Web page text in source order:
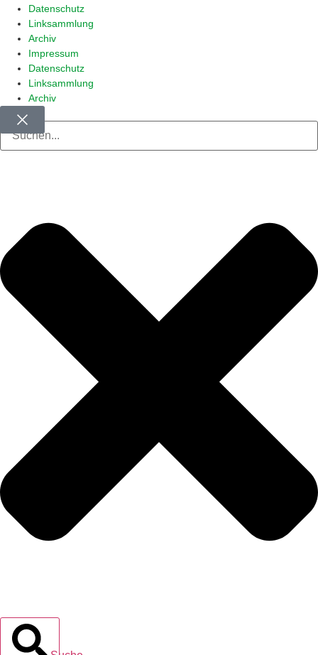
Datenschutz
Linksammlung
Archiv
Impressum
Datenschutz
Linksammlung
Archiv